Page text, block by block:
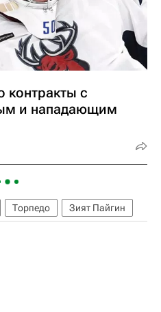
контракты с
и нападающим
Торпедо Зият Пайгин